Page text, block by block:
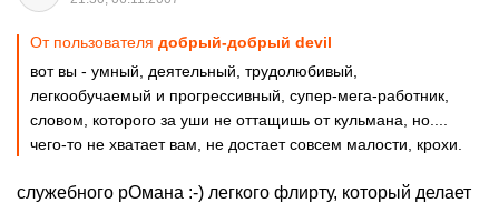
От пользователя добрый-добрый devil
вот вы - умный, деятельный, трудолюбивый,
легкообучаемый и прогрессивный, супер-мега-работник,
словом, которого за уши не оттащишь от кульмана, но....
чего-то не хватает вам, не достает совсем малости, крохи.
служебного рОмана :-) легкого флирту, который делает